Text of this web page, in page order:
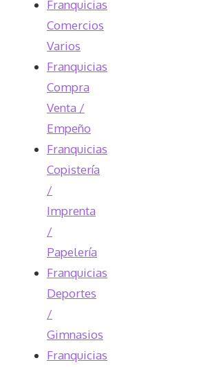
Franquicias
Comercios
Varios
Franquicias
Compra
Venta /
Empeño
Franquicias
Copistería
/
Imprenta
/
Papelería
Franquicias
Deportes
/
Gimnasios
Franquicias